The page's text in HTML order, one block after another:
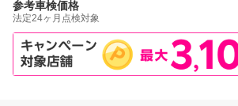
参考車検価格
法定24ヶ月点検対象